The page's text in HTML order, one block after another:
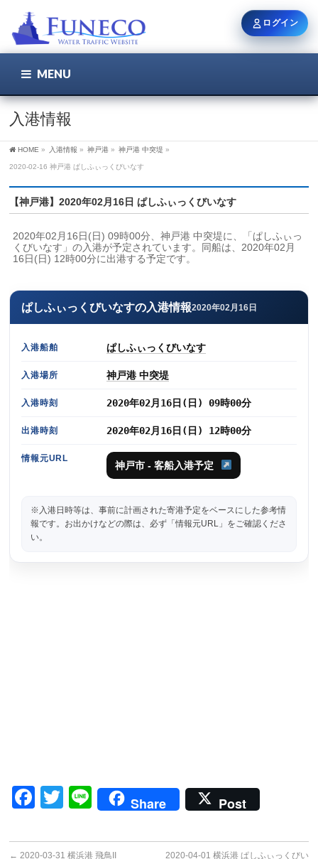
MENU
入港情報
HOME » 入港情報 » 神戸港 » 神戸港 中突堤 »
2020-02-16 神戸港 ぱしふぃっくびいなす
【神戸港】2020年02月16日 ぱしふぃっくびいなす
2020年02月16日(日) 09時00分、神戸港 中突堤に、「ぱしふぃっ
くびいなす」の入港が予定されています。同船は、2020年02月
16日(日) 12時00分に出港する予定です。
ぱしふぃっくびいなすの入港情報2020年02月16日
入港船舶 ぱしふぃっくびいなす
入港場所 神戸港 中突堤
入港時刻 2020年02月16日(日) 09時00分
出港時刻 2020年02月16日(日) 12時00分
情報元URL
神戸市 - 客船入港予定
※入港日時等は、事前に計画された寄港予定をベースにした参考情
報です。お出かけなどの際は、必ず「情報元URL」をご確認くださ
い。
Facebook
Twitter
LineShare Post
← 2020-03-31 横浜港 飛鳥II
2020-04-01 横浜港 ぱしふぃっくびい
ログイン
ユーザー名 / メール
新規登録 パスワードを忘れた方